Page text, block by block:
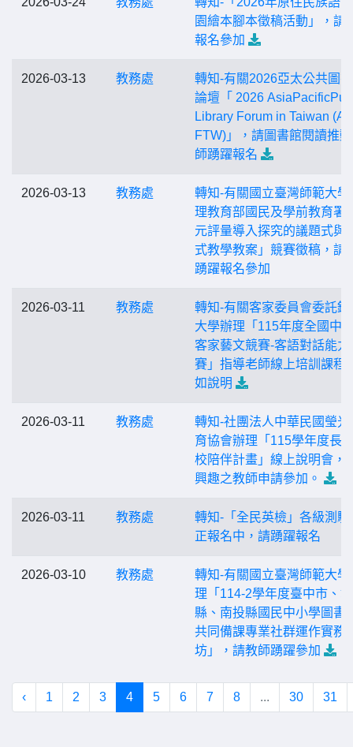
園繪本腳本徵稿活動」，請
報名參加
2026-03-13 教務處
轉知-有關2026亞太公共圖
論壇「 2026
Library Forum in Taiwan
FTW)」，請圖書館閱讀推
師踴躍報名
2026-03-13 教務處
轉知-有關國立臺灣師範大學
理教育部國民及學前教育署
元評量導入探究的議題式與
式教學教案」競賽徵稿，請
踴躍報名參加
2026-03-11 教務處
轉知-有關客家委員會委託銘
大學辦理「115年度全國中
客家藝文競賽-客語對話能力
賽」指導老師線上培訓課程
如說明
2026-03-11 教務處
轉知-社團法人中華民國瑩光
育協會辦理「115學年度長
校陪伴計畫」線上說明會，
興趣之教師申請參加。
2026-03-11 教務處
轉知-「全民英檢」各級測驗
正報名中，請踴躍報名
2026-03-10 教務處
轉知-有關國立臺灣師範大學
理「114-2學年度臺中市、
縣、南投縣國民中小學圖書
共同備課專業社群運作實務
坊」，請教師踴躍參加
‹ 1 2 3 4 5 6 7 8 ... 30 31